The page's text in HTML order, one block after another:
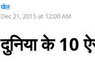
खेल
Dec 21, 2015 at 12:00 AM
दुनिया के 10